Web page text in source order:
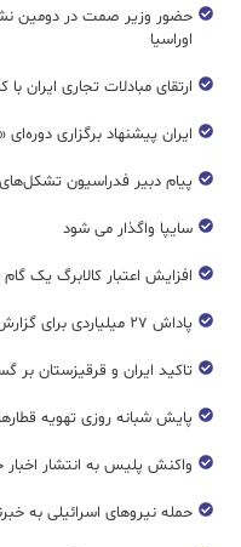
حضور وزیر صمت در دومین
اوراسیا
ارتقای مبادلات تجاری ایران
ایران پیشنهاد برگزاری
پیام دبیر فدراسیون
سایپا واگذار می شود
افزایش اعتبار کالابرگ یک
پاداش ۲۷ میلیاردی برای گزارش رمزارز غیرمجاز
تاکید ایران و قرقیزستان
پایش شبانه روزی تهویه
واکنش پلیس به انتشار اخبار
حمله نیروهای اسرائیلی به